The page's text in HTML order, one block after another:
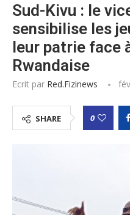
Sud-Kivu : le
sensibilise les
leur patrie face
Rwandaise
Ecrit par Red.fizinews
SHARE 0